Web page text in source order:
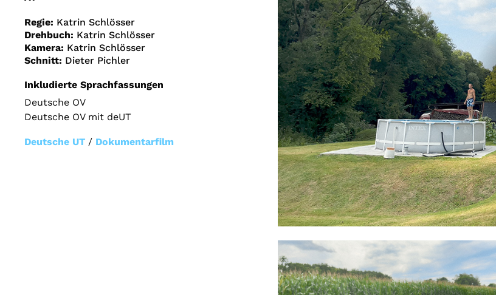
Gutscheine
& Filmpässe
Account
Suche
Regie: Katrin Schlösser
Drehbuch: Katrin Schlösser
Kamera: Katrin Schlösser
Schnitt: Dieter Pichler
Inkludierte Sprachfassungen
Deutsche OV
Deutsche OV mit deUT
Deutsche UT / Dokumentarfilm